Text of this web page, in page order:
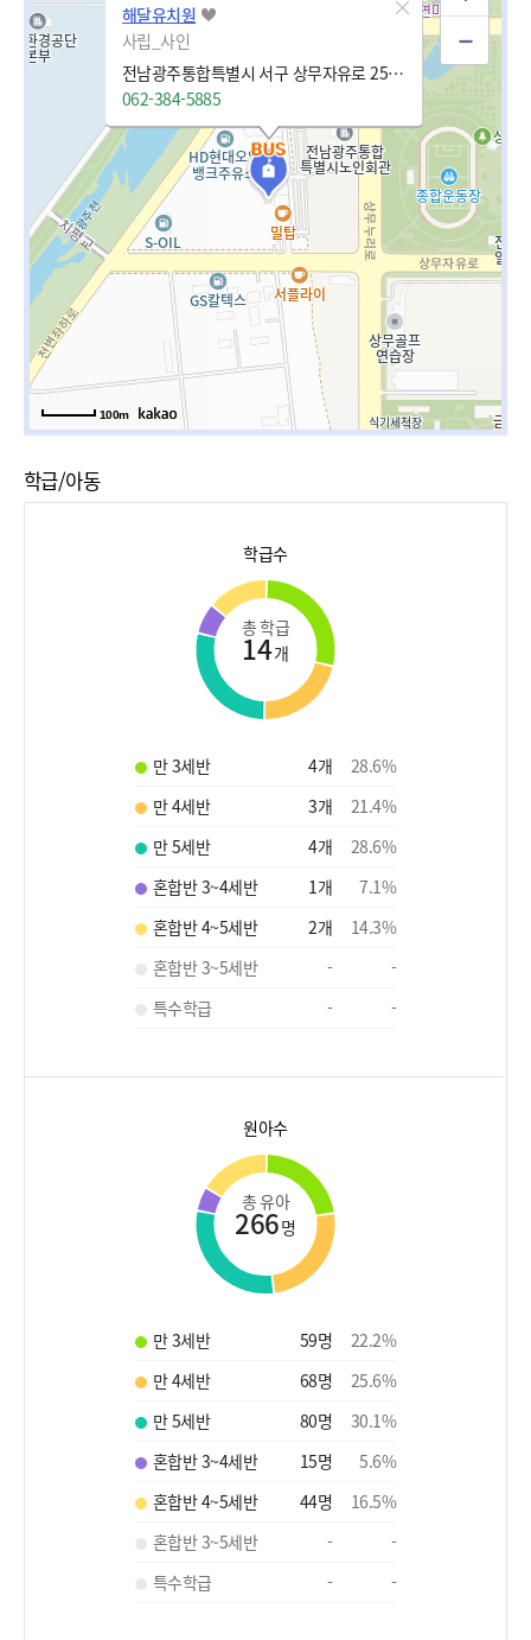
해달유치원
사립_사인
전남광주통합특별시 서구 상무자유로 25 (치평동)
062-384-5885
100m
학급/아동
학급수
총 학급
14개
만 3세반 4개 28.6%
만 4세반
3개 21.4%
만 5세반
4개 28.6%
혼합반 3~4세반
1개 7.1%
혼합반 4~5세반
2개 14.3%
혼합반 3~5세반
-
-
특수학급
- -
원아수
총 유아
266명
만 3세반 59명 22.2%
만 4세반
68명 25.6%
만 5세반
80명 30.1%
혼합반 3~4세반
15명 5.6%
혼합반 4~5세반
44명 16.5%
혼합반 3~5세반
-
-
특수학급
- -